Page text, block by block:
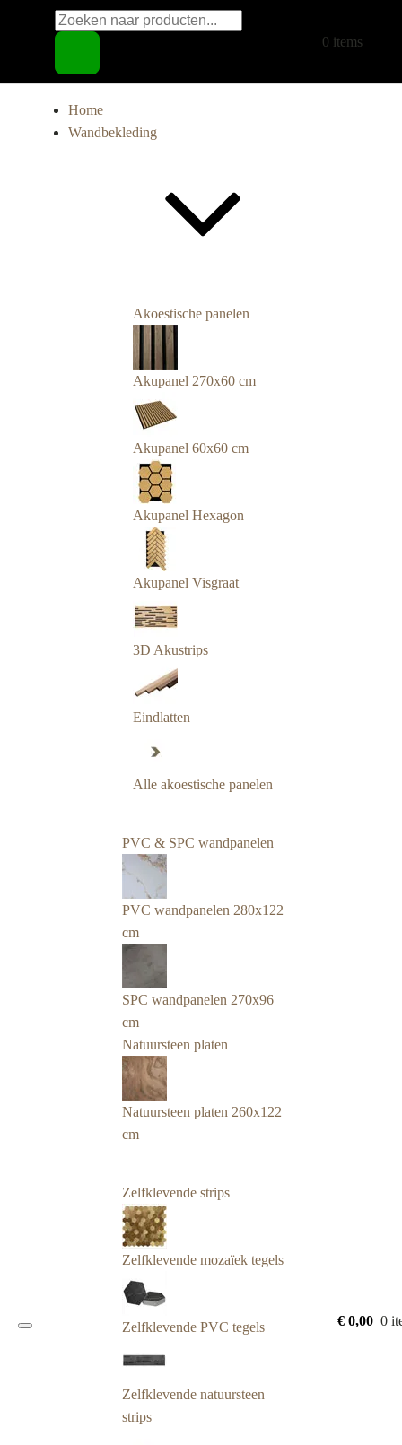
Producten
zoeken
0 items
Home
Wandbekleding
Akoestische panelen
Akupanel 270x60 cm
Akupanel 60x60 cm
Akupanel Hexagon
Akupanel Visgraat
3D Akustrips
Eindlatten
Alle akoestische panelen
PVC & SPC wandpanelen
PVC wandpanelen 280x122
cm
SPC wandpanelen 270x96
cm
Natuursteen platen
Natuursteen platen 260x122
cm
Zelfklevende strips
Zelfklevende mozaïek tegels
Zelfklevende PVC tegels
Zelfklevende natuursteen
strips
€ 0,00 0